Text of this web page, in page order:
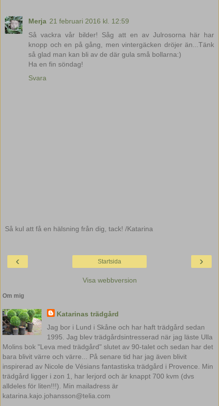
Merja 21 februari 2016 kl. 12:59
Så vackra vår bilder! Såg att en av Julrosorna här har
knopp och en på gång, men vintergäcken dröjer än...Tänk
så glad man kan bli av de där gula små bollarna:)
Ha en fin söndag!
Svara
Så kul att få en hälsning från dig, tack! /Katarina
‹ ›
Startsida
Visa webbversion
Om mig
Katarinas trädgård
Jag bor i Lund i Skåne och har haft trädgård sedan
1995. Jag blev trädgårdsintresserad när jag läste Ulla
Molins bok "Leva med trädgård" slutet av 90-talet och sedan har det
bara blivit värre och värre... På senare tid har jag även blivit
inspirerad av Nicole de Vésians fantastiska trädgård i Provence. Min
trädgård ligger i zon 1, har lerjord och är knappt 700 kvm (dvs
alldeles för liten!!!). Min mailadress är
katarina.kajo.johansson@telia.com